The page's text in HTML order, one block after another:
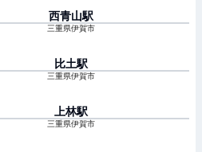
西青山駅
三重県伊賀市
比土駅
三重県伊賀市
上林駅
三重県伊賀市